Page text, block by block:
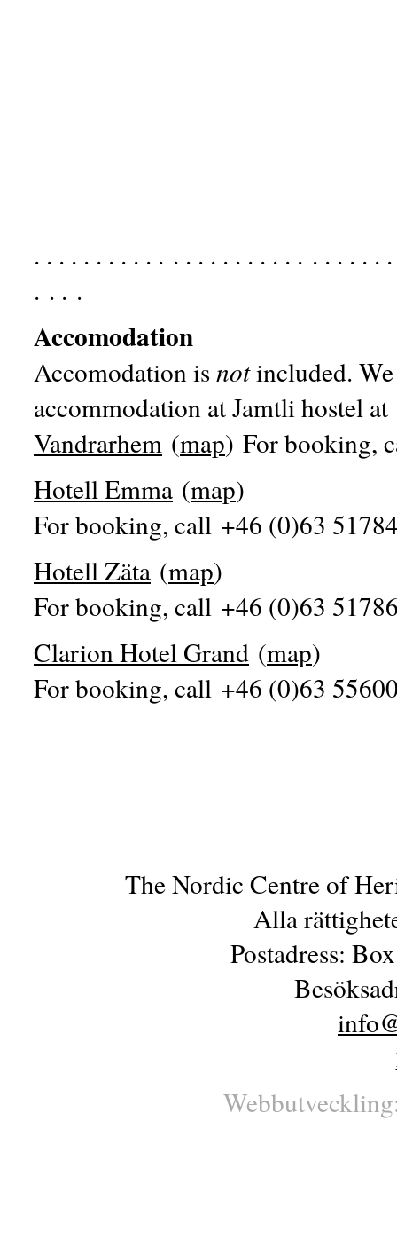
. . . . . . . . . . . . . . . . . . . . . . . . . . .
. . . .
Accomodation
Accomodation isnotincluded.
accommodation at Jamtli hostel at
Vandrarhem (map) For booking,
Hotell Emma (map)
For booking, call +46 (0)63
Hotell Zäta (map)
For booking, call +46 (0)63
Clarion Hotel Grand (map)
For booking, call +46 (0)63
The Nordic Centre of
Alla
Postadress: